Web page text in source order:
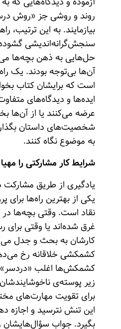
روند و روشی جز «روش
بیازمایند. به این ترتیب،
سنجش‌گرانه‌اندیشی
حل‌هایی به ذهن بچه‌ها
آن‌ها بی‌توجه بودند. یک
است که برایشان کتاب‌
ایده‌ها و دیدگاه‌های
عرضه می‌کنند یا از آن‌ها
شخصیت‌های داستان
به موضوع نگاه کنند.
شرایط کار مشارکتی را
یادگیری از طریق
یکی از بهترین‌ راه‌ها
نقاد است. وقتی بچه‌ها
غرق شده‌اند یا وقتی
کارشان به بحث و جدل
کشمکشی خلاقانه رخ
کشمکش‌ها اغلب «دردسر»
زیر پوسته‌ی
برای تقویت مهارت‌های
این تنش نترسید و اجازه
بگیرد. جواب سؤال‌هایشان